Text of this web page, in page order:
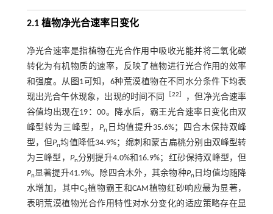
2.1 植物净光合速率日变化
净光合速率是指植物在光合作用中吸收光能并将二氧化碳
转化为有机物质的速率，反映了植物进行光合作用的效率
和强度。从 图1 可知，6种荒漠植物在不同水分条件下均表
现出光合午休现象，出现的时间不同
22
，但净光合速率
谷值均出现在19：00。降水后，霸王光合速率日变化由双
峰型转为三峰型， Pn 日均值提升35.6%；四合木保持双峰
型，但Pn均值降低34.9%；绵刺和蒙古扁桃分别由双峰型转
为三峰型， Pn分别提升4.0%和16.9%；红砂保持双峰型，但
Pn显著提升41.9%。除四合木外，其余物种Pn 日均值均随降
水增加，其中C3植物霸王和CAM植物红砂响应最为显著，
表明荒漠植物光合作用特性对水分变化的适应策略存在显